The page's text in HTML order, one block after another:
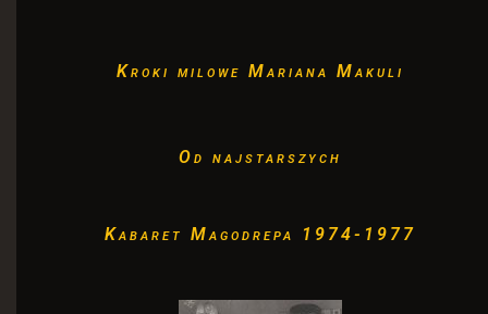
Kroki milowe Mariana Makuli
Od najstarszych
Kabaret Magodrepa 1974-1977